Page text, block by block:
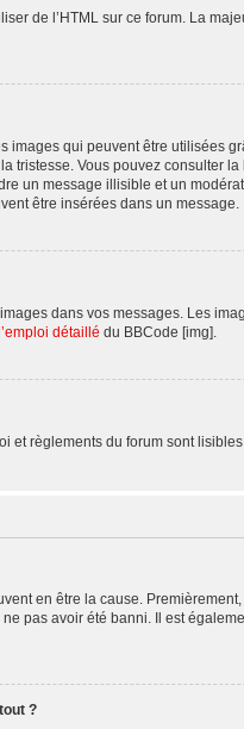
de l’HTML sur ce forum. La
images qui peuvent être utilisées
tristesse. Vous pouvez consulter
un message illisible et un
être insérées dans un message.
dans vos messages. Les
détaillé du BBCode [img].
et règlements du forum sont
en être la cause.
pas avoir été banni. Il est
?